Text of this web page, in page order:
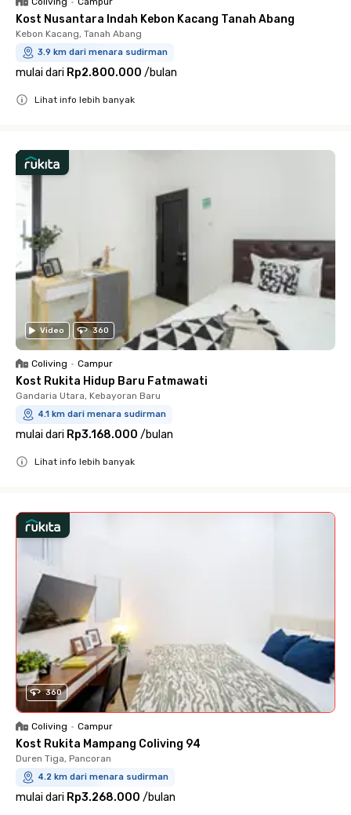
Kost Nusantara Indah Kebon Kacang Tanah Abang
Kebon Kacang, Tanah Abang
3.9 km dari menara sudirman
mulai dari Rp2.800.000 /bulan
Lihat info lebih banyak
Video 360
Coliving • Campur
Kost Rukita Hidup Baru Fatmawati
Gandaria Utara, Kebayoran Baru
4.1 km dari menara sudirman
mulai dari Rp3.168.000 /bulan
Lihat info lebih banyak
360
Coliving • Campur
Kost Rukita Mampang Coliving 94
Duren Tiga, Pancoran
4.2 km dari menara sudirman
mulai dari Rp3.268.000 /bulan